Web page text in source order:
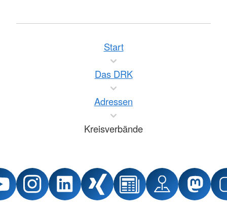
Start
Das DRK
Adressen
Kreisverbände